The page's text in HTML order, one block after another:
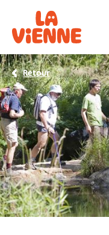
Retour